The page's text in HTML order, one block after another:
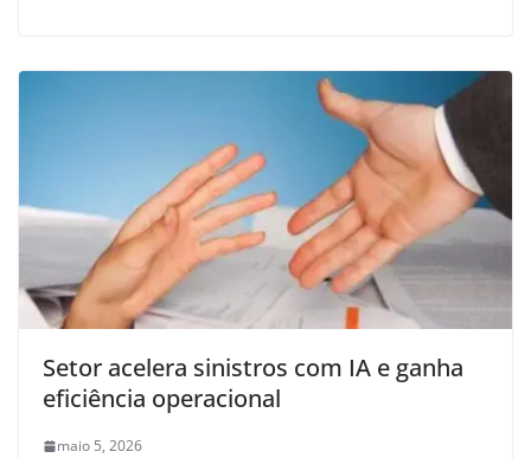
Setor acelera sinistros com IA e ganha
eficiência operacional
maio 5, 2026